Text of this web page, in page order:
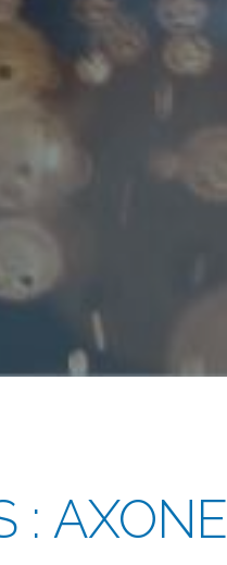
: AXONE